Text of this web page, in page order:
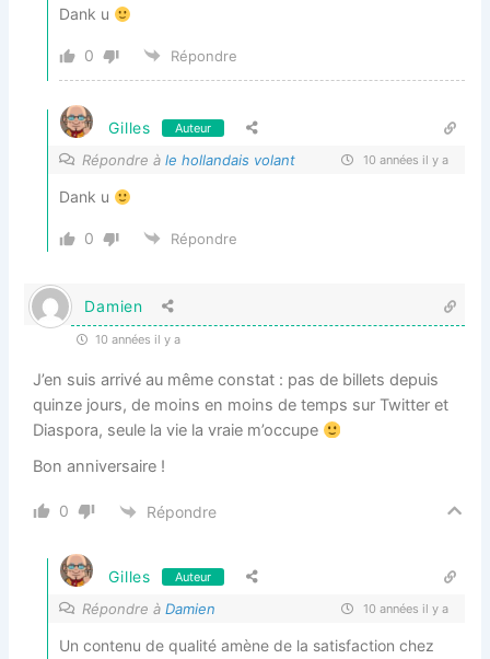
Dank u
0 Répondre
Gilles Auteur
Répondre àle hollandais volant 10 années il y a
Dank u
0 Répondre
Damien
10 années il y a
J’en suis arrivé au même constat : pas de billets depuis
quinze jours, de moins en moins de temps sur Twitter et
Diaspora, seule la vie la vraie m’occupe
Bon anniversaire !
0 Répondre
Gilles Auteur
Répondre àDamien 10 années il y a
Un contenu de qualité amène de la satisfaction chez